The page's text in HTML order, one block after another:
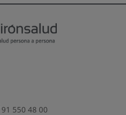
91 550 48 00